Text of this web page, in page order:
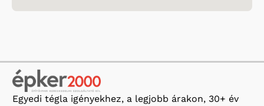
Egyedi tégla igényekhez, a legjobb árakon, 30+ év